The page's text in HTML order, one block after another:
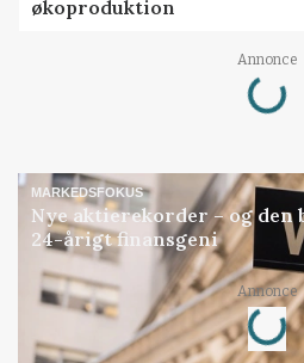
økoproduktion
Annonce
Loading...
MARKEDSFOKUS
Nye aktierekorder – og
24-årigt finansgeni
Annonce